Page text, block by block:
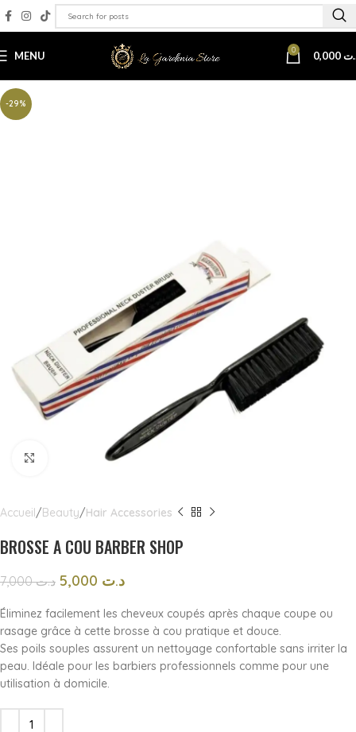
MENU 0
-29%
Click to enlarge
Accueil Beauty Hair Accessories
BROSSE A COU BARBER SHOP
د.ت7,000 د.ت
Éliminez facilement les cheveux coupés après chaque coupe ou
rasage grâce à cette brosse à cou pratique et douce.
Ses poils souples assurent un nettoyage confortable sans irriter la
peau. Idéale pour les barbiers professionnels comme pour une
utilisation à domicile.